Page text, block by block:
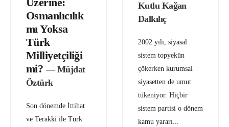
Osmanlıcılık
mı Yoksa
Türk
Milliyetçiliği
mi? — Müjdat
Öztürk
Son dönemde İttihat
ve Terakki ile Türk
Kutlu Kağan
Dalkılıç
2002 yılı, siyasal
sistem topyekün
çökerken kurumsal
siyasetten de umut
tükeniyor. Hiçbir
sistem partisi o dönem
kamu yararı